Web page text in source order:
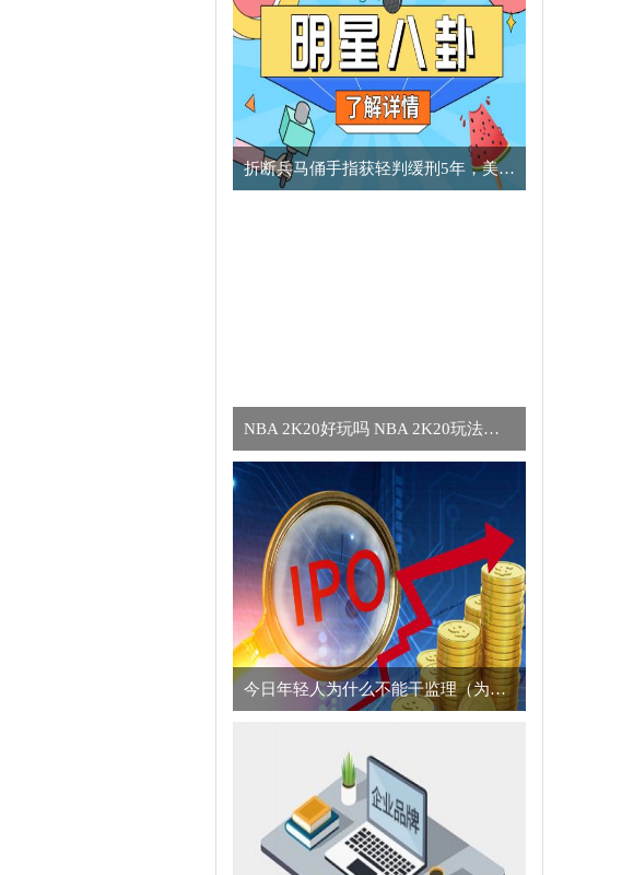
​折断兵马俑手指获轻判缓刑5年，美国男子向中方致歉
NBA 2K20好玩吗 NBA 2K20玩法简介
今日年轻人为什么不能干监理（为什么年轻人不适合干监理的真正原因）